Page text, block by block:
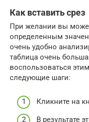
Как вставить срез
При желании вы
определенным
очень удобно
таблица очень
воспользоваться
следующие шаги:
Кликните на
В результате